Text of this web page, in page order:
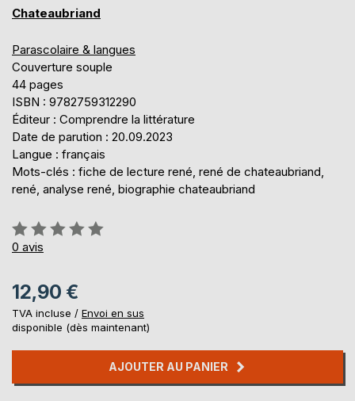
Chateaubriand
Parascolaire & langues
Couverture souple
44 pages
ISBN : 9782759312290
Éditeur : Comprendre la littérature
Date de parution : 20.09.2023
Langue : français
Mots-clés : fiche de lecture rené, rené de chateaubriand,
rené, analyse rené, biographie chateaubriand
Évaluation:
0%
0 avis
12,90 €
TVA incluse / Envoi en sus
disponible (dès maintenant)
AJOUTER AU PANIER